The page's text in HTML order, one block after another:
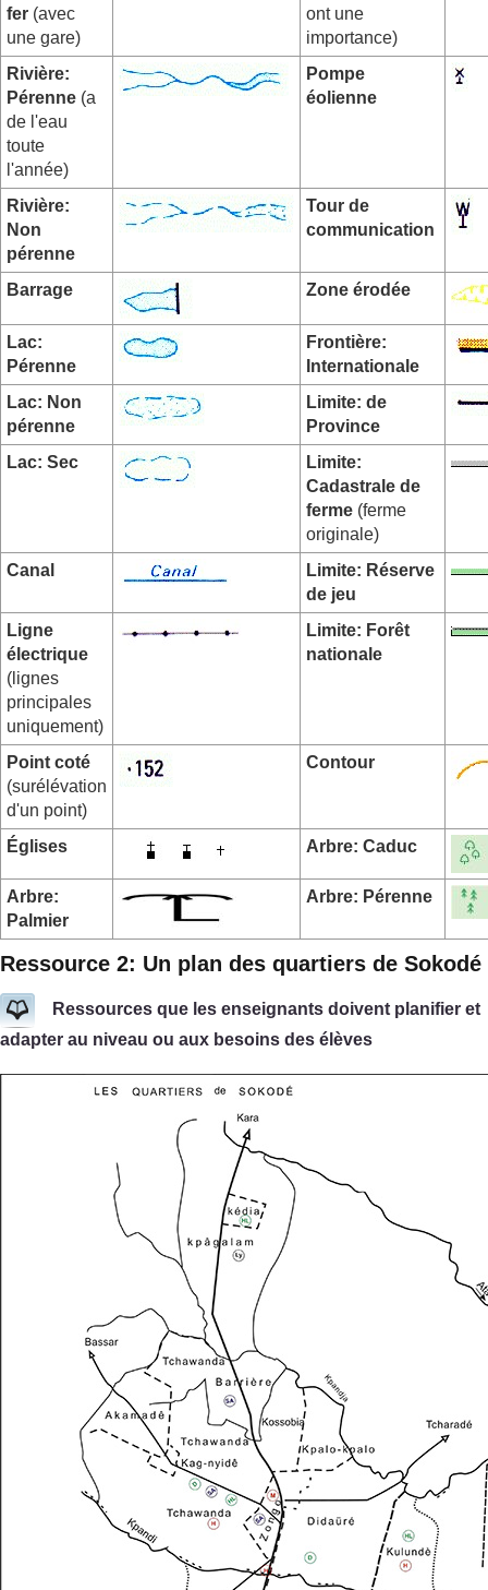
fer (avec
une gare)
ont une
importance)
Rivière:
Pérenne (a
de l'eau
toute
l'année)
Pompe
éolienne
Rivière:
Non
pérenne
Tour de
communication
Barrage Zone érodée
Lac:
Pérenne
Frontière:
Internationale
Lac: Non
pérenne
Limite: de
Province
Lac: Sec
Limite:
Cadastrale de
ferme (ferme
originale)
Canal
Limite: Réserve
de jeu
Ligne
électrique
(lignes
principales
uniquement)
Limite: Forêt
nationale
Point coté
(surélévation
d'un point)
Contour
Églises Arbre: Caduc
Arbre:
Palmier
Arbre: Pérenne
Ressource 2: Un plan des quartiers de Sokodé
Ressources que les enseignants doivent planifier et
adapter au niveau ou aux besoins des élèves